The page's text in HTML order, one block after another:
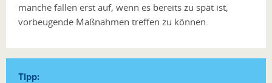
manche fallen erst auf, wenn es bereits zu spät ist,
vorbeugende Maßnahmen treffen zu können.
Tipp: